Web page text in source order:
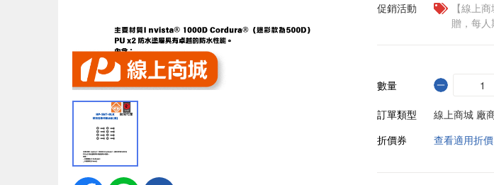
促銷活動
【線上
贈，每
數量
訂單類型
線上商城 廠
折價券
查看適用折